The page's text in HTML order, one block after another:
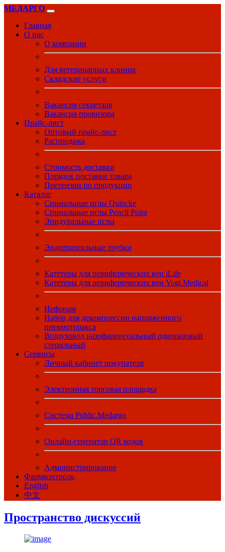
МЕДАРГО
Главная
О нас
О компании
Для ветеринарных клиник
Складские услуги
Вакансия секретаря
Вакансия провизора
Прайс-лист
Оптовый прайс-лист
Распродажа
Стоимость доставки
Порядок поставки товара
Претензии по продукции
Каталог
Спинальные иглы Quincke
Спинальные иглы Pencil Point
Эпидуральные иглы
Эндотрахеальные трубки
Катетеры для периферических вен iLife
Катетеры для периферических вен Vogt Medical
Нефопам
Набор для декомпрессии напряженного
пневмоторакса
Воздуховод назофарингеальный одноразовый
стерильный
Сервисы
Личный кабинет покупателя
Электронная торговая площадка
Система Public.Medargo
Онлайн-генератор QR кодов
Администрирование
Фармконтроль
English
中文
Пространство дискуссий